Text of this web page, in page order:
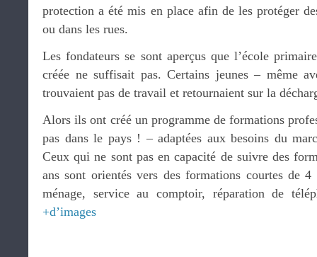
protection a été mis en place afin de les protéger
ou dans les rues.
Les fondateurs se sont aperçus que l’école
créée ne suffisait pas. Certains jeunes – même
trouvaient pas de travail et retournaient sur la
Alors ils ont créé un programme de formations
pas dans le pays ! – adaptées aux besoins du
Ceux qui ne sont pas en capacité de suivre des
ans sont orientés vers des formations courtes de
ménage, service au comptoir, réparation de
+d’images